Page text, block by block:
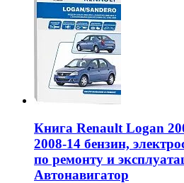
Книга Renault Logan
2008-14 бензин,
по ремонту и
Автонавигатор